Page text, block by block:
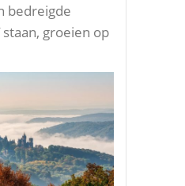
bedreigde
staan, groeien op